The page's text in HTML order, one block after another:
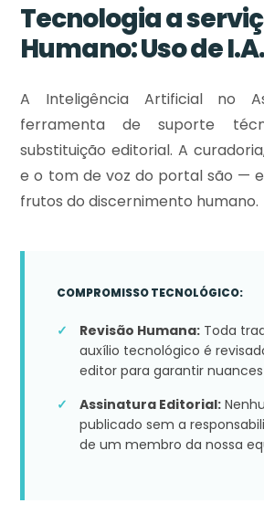
Tecnologia a
Humano: Uso de I.A.
A Inteligência Artificial no
ferramenta de suporte
substituição editorial. A
e o tom de voz do portal são —
frutos do discernimento humano.
COMPROMISSO TECNOLÓGICO:
Revisão Humana: Toda
auxílio tecnológico é
editor para garantir
Assinatura Editorial:
publicado sem a
de um membro da nossa